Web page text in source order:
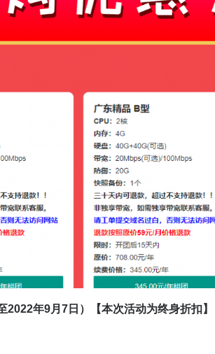
2022年9月 7 日）【本次活动为终身折扣】